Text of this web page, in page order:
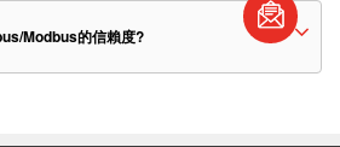
Modbus的信賴度?